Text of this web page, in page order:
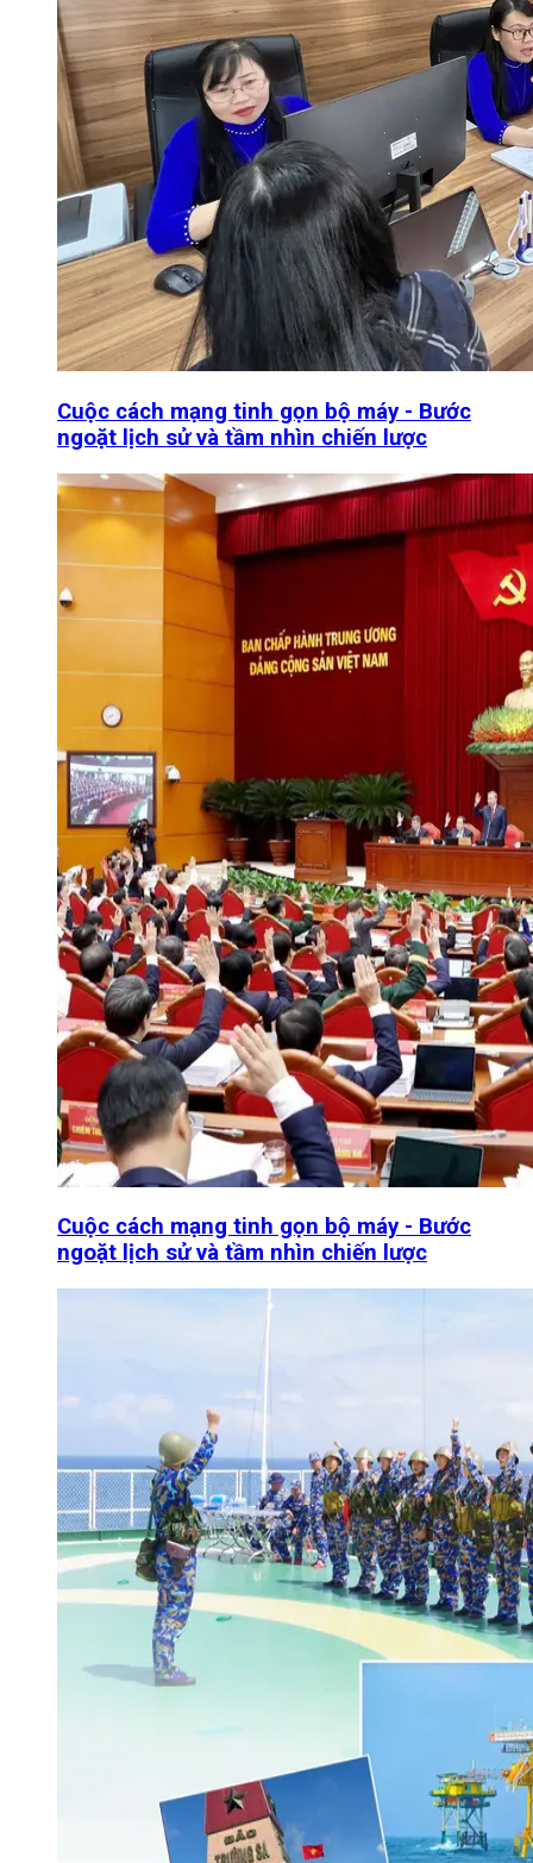
Cuộc cách mạng tinh gọn bộ máy - Bước
ngoặt lịch sử và tầm nhìn chiến lược
Cuộc cách mạng tinh gọn bộ máy - Bước
ngoặt lịch sử và tầm nhìn chiến lược